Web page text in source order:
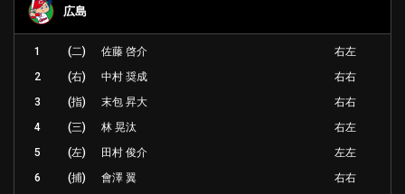
広島
1 (二) 佐藤 啓介
右左
2
(右) 中村 奨成
右右
3
(指) 末包 昇大
右右
4
(三) 林 晃汰
右左
5
(左) 田村 俊介
左左
6
(捕) 會澤 翼
右右